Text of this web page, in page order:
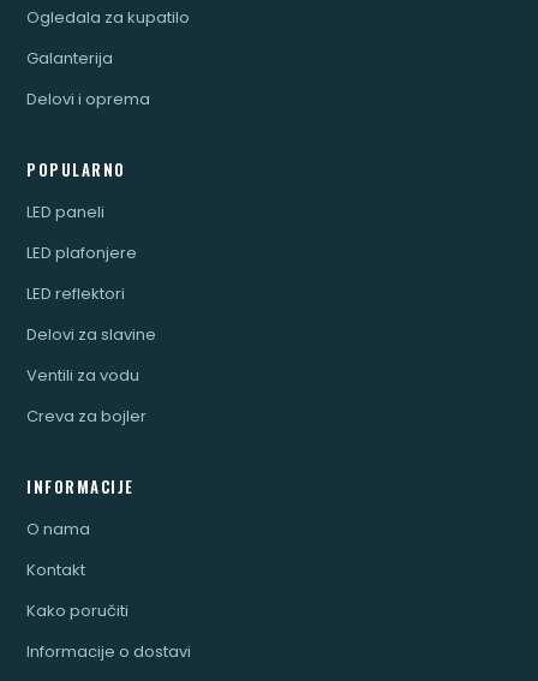
Ogledala za kupatilo
Galanterija
Delovi i oprema
POPULARNO
LED paneli
LED plafonjere
LED reflektori
Delovi za slavine
Ventili za vodu
Creva za bojler
INFORMACIJE
O nama
Kontakt
Kako poručiti
Informacije o dostavi